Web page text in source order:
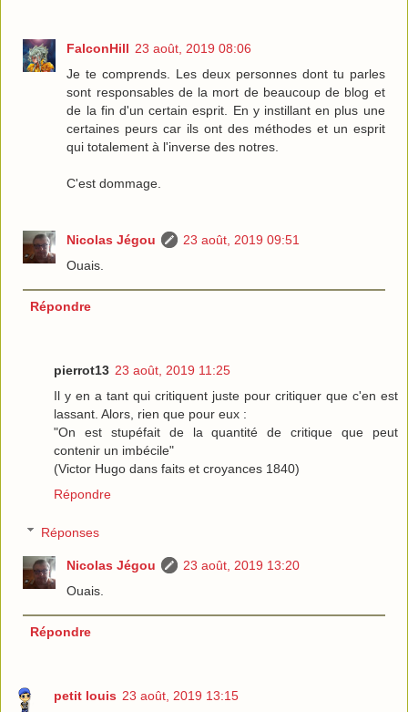
FalconHill 23 août, 2019 08:06
Je te comprends. Les deux personnes dont tu parles
sont responsables de la mort de beaucoup de blog et
de la fin d'un certain esprit. En y instillant en plus une
certaines peurs car ils ont des méthodes et un esprit
qui totalement à l'inverse des notres.
C'est dommage.
Nicolas Jégou
23 août, 2019 09:51
Ouais.
Répondre
pierrot13 23 août, 2019 11:25
Il y en a tant qui critiquent juste pour critiquer que c'en est
lassant. Alors, rien que pour eux :
"On est stupéfait de la quantité de critique que peut
contenir un imbécile"
(Victor Hugo dans faits et croyances 1840)
Répondre
Réponses
Nicolas Jégou
23 août, 2019 13:20
Ouais.
Répondre
petit louis 23 août, 2019 13:15